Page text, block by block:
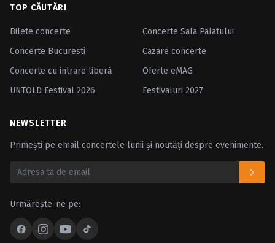
TOP CĂUTĂRI
Bilete concerte
Concerte Sala Palatului
Concerte Bucuresti
Cazare concerte
Concerte cu intrare liberă
Oferte eMAG
UNTOLD Festival 2026
Festivaluri 2027
NEWSLETTER
Primești pe email concertele lunii și noutăți despre evenimente.
Urmărește-ne pe: